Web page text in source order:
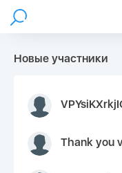
Новые участники
Thank you very much for your inquiry We